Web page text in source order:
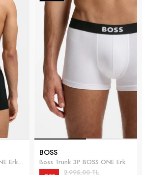
Boss Trunk 3P BOSS ONE Erkek 3lü Boxer Çok Renkli
BOSS
Boss Trunk 3P BOSS ONE Erkek 3lü Boxer Beyaz
2.995,00 TL